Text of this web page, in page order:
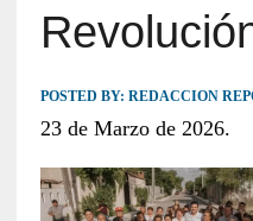
POSTED BY: REDACCION
23 de Marzo de 2026.